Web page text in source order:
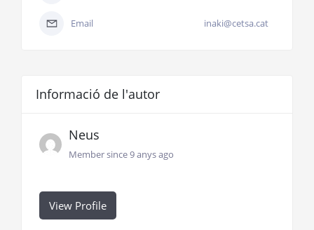
Email inaki@cetsa.cat
Informació de l'autor
Neus
Member since 9 anys ago
View Profile